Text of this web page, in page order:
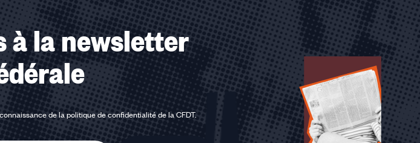
à la newsletter
de lapolitique de confidentialité de la CFDT.